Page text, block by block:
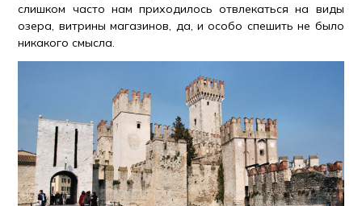
слишком часто нам приходилось отвлекаться на виды
озера, витрины магазинов, да, и особо спешить не было
никакого смысла.